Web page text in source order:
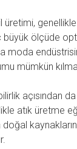
üretimi,
büyük ölçüde
da moda
mümkün
açısından
atık üretme